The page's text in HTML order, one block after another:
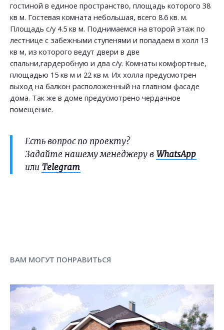
гостиной в единое пространство, площадь которого 38
кв м. Гостевая комната небольшая, всего 8.6 кв. м.
Площадь с/у 4.5 кв м. Поднимаемся на второй этаж по
лестнице с забежными ступенями и попадаем в холл 13
кв м, из которого ведут двери в две
спальни,гардеробную и два с/у. Комнаты комфортные,
площадью 15 кв м и 22 кв м. Их холла предусмотрен
выход на балкон расположенный на главном фасаде
дома. Так же в доме предусмотрено чердачное
помещение.
Есть вопрос по проекту?
Задайте нашему менеджеру в WhatsApp
или Telegram
ВАМ МОГУТ ПОНРАВИТЬСЯ